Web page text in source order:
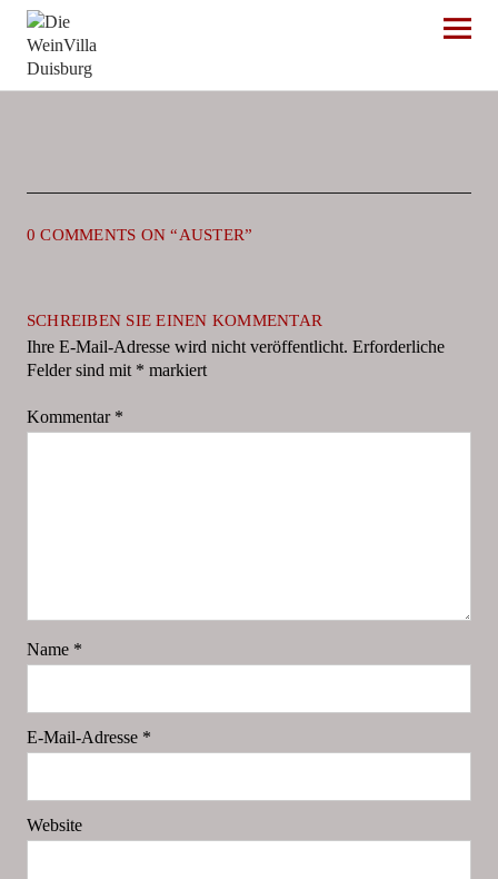
Die WeinVilla Duisburg
0 COMMENTS ON “AUSTER”
SCHREIBEN SIE EINEN KOMMENTAR
Ihre E-Mail-Adresse wird nicht veröffentlicht. Erforderliche
Felder sind mit * markiert
Kommentar *
Name *
E-Mail-Adresse *
Website